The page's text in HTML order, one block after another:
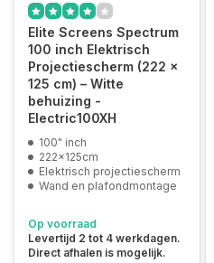
Elite Screens Spectrum
100 inch Elektrisch
Projectiescherm (222 x
125 cm) – Witte
behuizing -
Electric100XH
100" inch
222x125cm
Elektrisch projectiescherm
Wand en plafondmontage
Op voorraad
Levertijd 2 tot 4 werkdagen.
Direct afhalen is mogelijk.